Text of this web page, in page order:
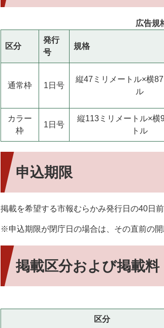
広告規
区分
発行
号
規格
通常枠 1日号
縦47ミリメートル×横
ル
カラー
枠
1日号
縦113ミリメートル×横
トル
申込期限
掲載を希望する市報むらかみ発行日の40日前
※申込期限が閉庁日の場合は、その直前の
掲載区分および掲載料
区分